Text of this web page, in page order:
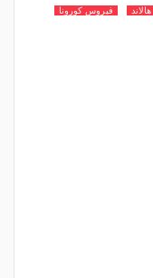
هالاند فيروس كورونا